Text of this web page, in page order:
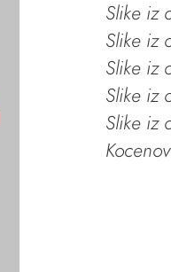
Slike iz
Slike iz
Slike iz
Slike iz
Slike iz